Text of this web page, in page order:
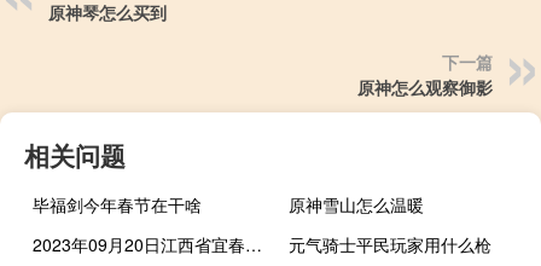
原神琴怎么买到
下一篇
原神怎么观察御影
相关问题
毕福剑今年春节在干啥
原神雪山怎么温暖
2023年09月20日江西省宜春市疫情大数据-今日/今天疫情全网搜索最新实时消息动态情况通知播报
元气骑士平民玩家用什么枪